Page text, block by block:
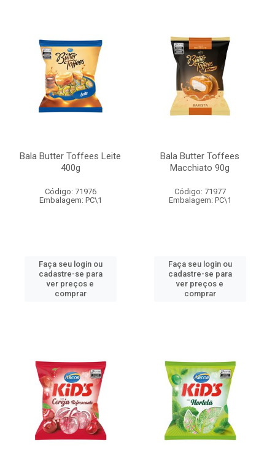
Bala Butter Toffees Leite
400g
Código: 71976
Embalagem: PC\1
Faça seu login ou
cadastre-se para
ver preços e
comprar
Bala Butter Toffees
Macchiato 90g
Código: 71977
Embalagem: PC\1
Faça seu login ou
cadastre-se para
ver preços e
comprar